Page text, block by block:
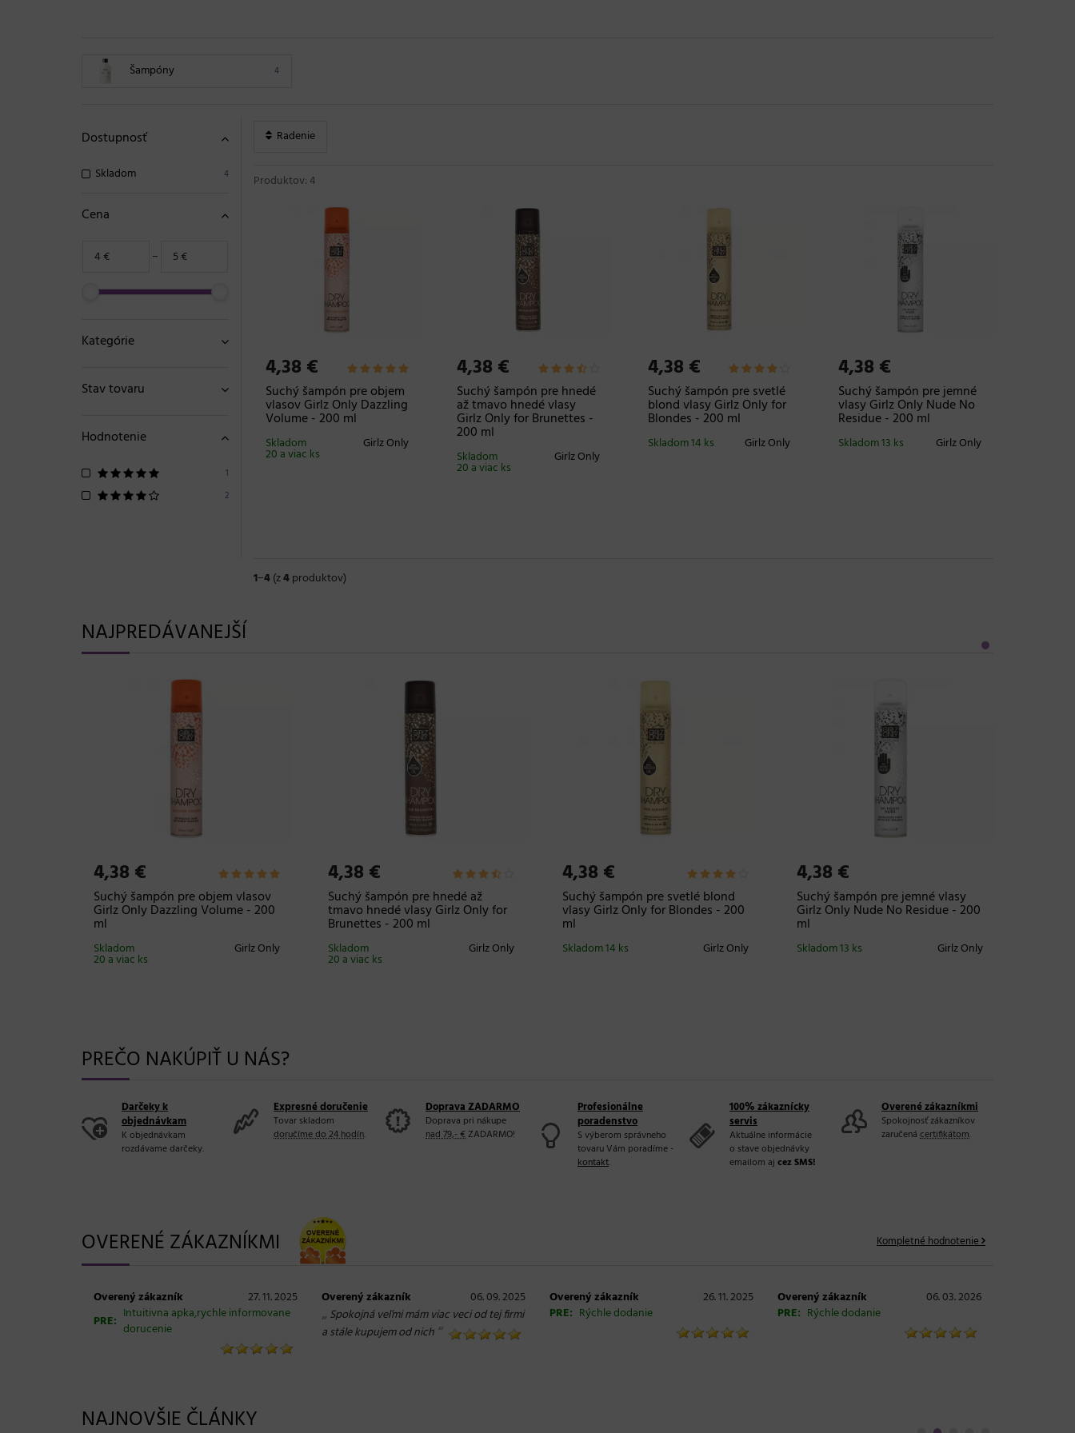
4
Šampóny
Dostupnosť
4
Skladom
Cena
−
Kategórie
Stav tovaru
Hodnotenie
1
2
Radenie
Produktov: 4
4,38 €
Suchý šampón pre objem
vlasov Girlz Only Dazzling
Volume - 200 ml
Girlz Only
Skladom
20 a viac ks
4,38 €
Suchý šampón pre hnedé
až tmavo hnedé vlasy
Girlz Only for Brunettes -
200 ml
Girlz Only
Skladom
20 a viac ks
4,38 €
Suchý šampón pre svetlé
blond vlasy Girlz Only for
Blondes - 200 ml
Girlz Only
Skladom 14 ks
4,38 €
Suchý šampón pre jemné
vlasy Girlz Only Nude No
Residue - 200 ml
Girlz Only
Skladom 13 ks
1−4(z4produktov)
NAJPREDÁVANEJŠÍ
4,38 €
Suchý šampón pre objem vlasov
Girlz Only Dazzling Volume - 200
ml
Girlz Only
Skladom
20 a viac ks
4,38 €
Suchý šampón pre hnedé až
tmavo hnedé vlasy Girlz Only for
Brunettes - 200 ml
Girlz Only
Skladom
20 a viac ks
4,38 €
Suchý šampón pre svetlé blond
vlasy Girlz Only for Blondes - 200
ml
Girlz Only
Skladom 14 ks
4,38 €
Suchý šampón pre jemné vlasy
Girlz Only Nude No Residue - 200
ml
Girlz Only
Skladom 13 ks
PREČO NAKÚPIŤ U NÁS?
Darčeky k
objednávkam
K objednávkam
rozdávame darčeky.
Expresné doručenie
Tovar skladom
doručíme do 24 hodín.
Doprava ZADARMO
Doprava pri nákupe
nad 79,- €ZADARMO!
Profesionálne
poradenstvo
S výberom správneho
tovaru Vám poradíme -
kontakt.
100% zákaznícky
servis
Aktuálne informácie
o stave objednávky
emailom aj cez SMS!
Overené zákazníkmi
Spokojnosť zákazníkov
zaručená certifikátom.
OVERENÉ ZÁKAZNÍKMI Kompletné hodnotenie
Overený zákazník
27. 11. 2025
PRE: Intuitivna apka,rychle informovane
dorucenie
Overený zákazník 06. 09. 2025
„ Spokojná veľmi mám viac veci od tej firmi
a stále kupujem od nich “
Overený zákazník
26. 11. 2025
PRE: Rýchle dodanie
Overený zákazník
06. 03. 2026
PRE: Rýchle dodanie
NAJNOVŠIE ČLÁNKY